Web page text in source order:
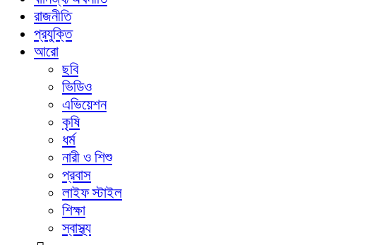
রাজনীতি
প্রযুক্তি
আরো
ছবি
ভিডিও
এভিয়েশন
কৃষি
ধর্ম
নারী ও শিশু
প্রবাস
লাইফ স্টাইল
শিক্ষা
স্বাস্থ্য